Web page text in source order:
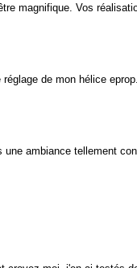
magnifique. Vos
de mon hélice
ambiance tellement